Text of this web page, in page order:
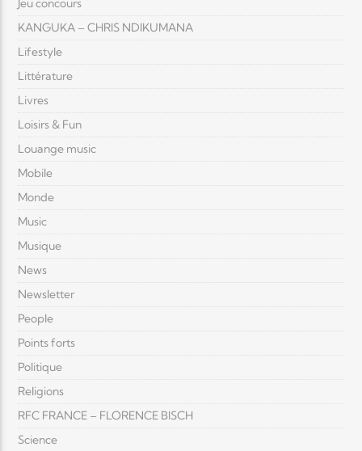
Jeu concours
KANGUKA – CHRIS NDIKUMANA
Lifestyle
Littérature
Livres
Loisirs & Fun
Louange music
Mobile
Monde
Music
Musique
News
Newsletter
People
Points forts
Politique
Religions
RFC FRANCE – FLORENCE BISCH
Science